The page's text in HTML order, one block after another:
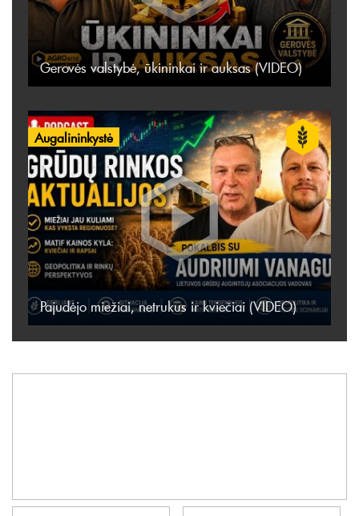
Gerovės valstybė, ūkininkai ir auksas (VIDEO)
Augalininkystė
Pajudėjo miežiai, netrukus ir kviečiai (VIDEO)